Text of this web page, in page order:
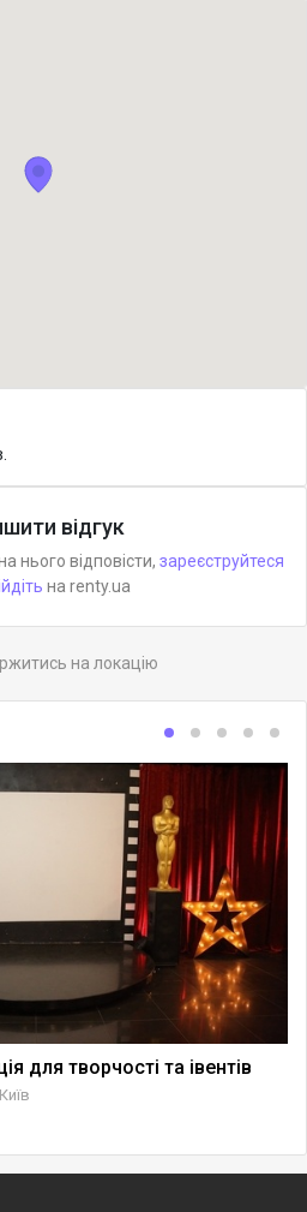
відгук
нього відповісти, зареєструйтеся
на renty.ua
на локацію
для творчості та івентів